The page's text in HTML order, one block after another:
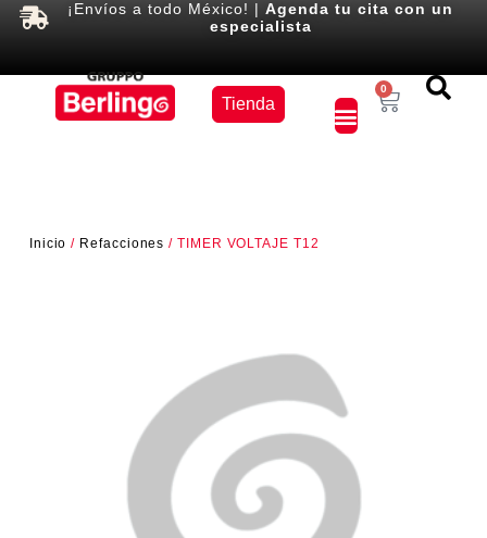
¡Envíos a todo México! |Agenda tu cita con un
especialista
Tienda
0
Inicio / Refacciones / TIMER VOLTAJE T12